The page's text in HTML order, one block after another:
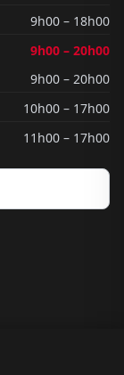
9h00 – 18h00
9h00 – 20h00
9h00 – 20h00
10h00 – 17h00
11h00 – 17h00